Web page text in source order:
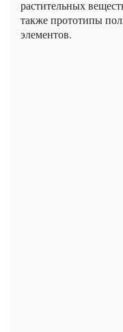
растительных
также прототипы
элементов.